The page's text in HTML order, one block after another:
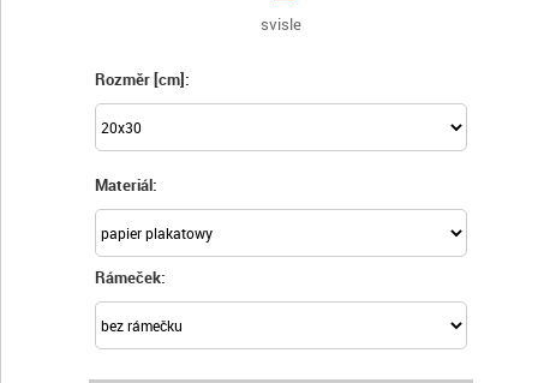
svisle
Rozměr [cm]:
Materiál:
Rámeček: